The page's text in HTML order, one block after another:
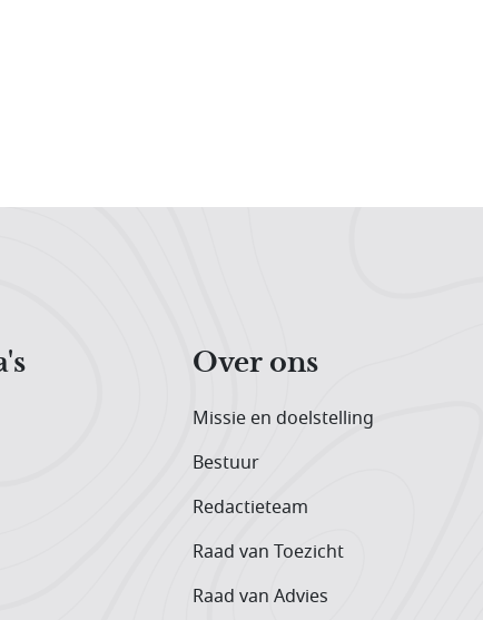
Over ons
Missie en doelstelling
Bestuur
Redactieteam
Raad van Toezicht
Raad van Advies